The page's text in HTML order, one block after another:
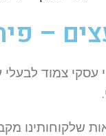
–
עסקי צמוד
שלקוחותינו